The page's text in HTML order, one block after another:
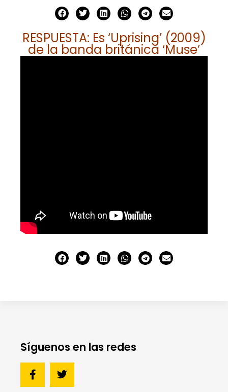
RESPUESTA: Es ‘Uprising’ (2009)
de la banda británica ‘Muse’
Síguenos en las redes